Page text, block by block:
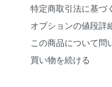
特定商取引法に基づ
オプションの値段詳
この商品について問
買い物を続ける